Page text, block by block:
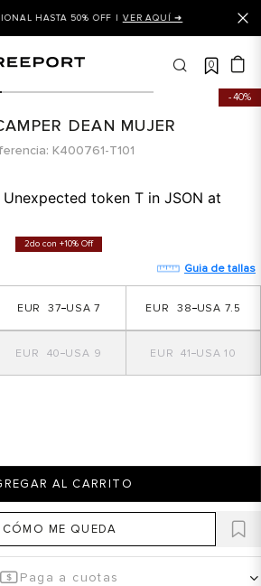
HASTA 50% OFF | VER AQUÍ ➜
0
40%
DEAN MUJER
K400761-T101
token T in JSON at
2do con +10% Off
Guia de tallas
7
37 7.5
38
9
40 10
41
AL CARRITO
CÓMO ME QUEDA
Paga a cuotas